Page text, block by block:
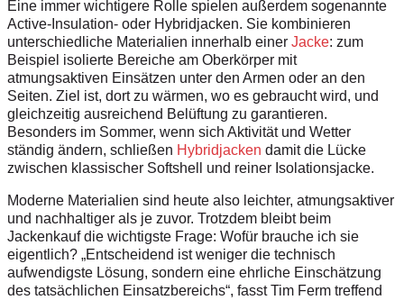
Eine immer wichtigere Rolle spielen außerdem sogenannte
Active-­Insulation- oder Hybridjacken. Sie kombinieren
unterschiedliche Materialien innerhalb einer Jacke: zum
Beispiel isolierte Bereiche am Oberkörper mit
atmungsaktiven Einsätzen unter den Armen oder an den
Seiten. Ziel ist, dort zu wärmen, wo es gebraucht wird, und
gleichzeitig ausreichend Belüftung zu garantieren.
Besonders im Sommer, wenn sich Aktivität und Wetter
ständig ändern, schließen Hybridjacken damit die Lücke
zwischen klassischer Softshell und reiner Isolationsjacke.
Moderne Materialien sind heute also leichter, atmungsaktiver
und nachhaltiger als je zuvor. Trotzdem bleibt beim
Jackenkauf die wichtigste Frage: Wofür brauche ich sie
eigentlich? „Entscheidend ist weniger die technisch
aufwendigste Lösung, sondern eine ehrliche Einschätzung
des tatsächlichen Einsatzbereichs“, fasst Tim Ferm treffend